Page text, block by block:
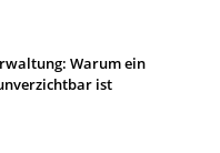
Warum ein
ist